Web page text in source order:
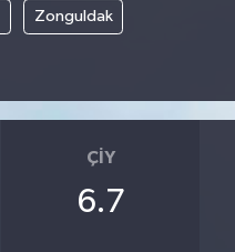
Zonguldak
ÇIY
6.7